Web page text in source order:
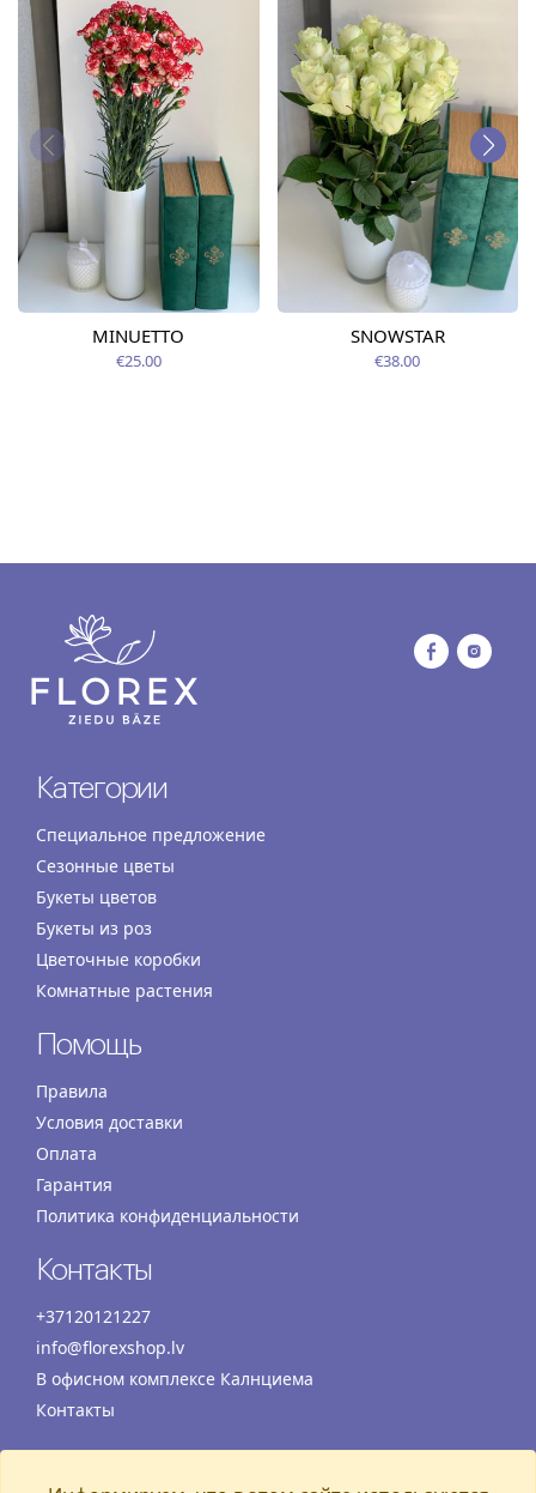
MINUETTO
€25.00
SNOWSTAR
€38.00
Категории
Специальное предложение
Сезонные цветы
Букеты цветов
Букеты из роз
Цветочные коробки
Комнатные растения
Помощь
Правила
Условия доставки
Оплата
Гарантия
Политика конфиденциальности
Контакты
+37120121227
info@florexshop.lv
В офисном комплексе Калнциема
Контакты